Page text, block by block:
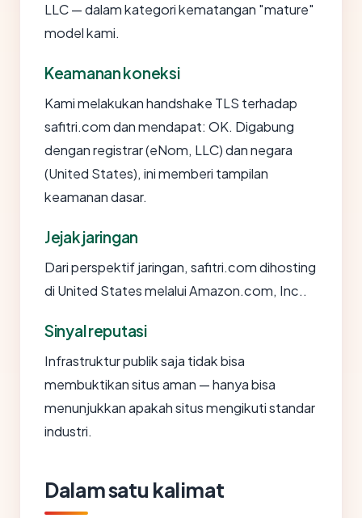
LLC — dalam kategori kematangan "mature"
model kami.
Keamanan koneksi
Kami melakukan handshake TLS terhadap
safitri.com dan mendapat: OK. Digabung
dengan registrar (eNom, LLC) dan negara
(United States), ini memberi tampilan
keamanan dasar.
Jejak jaringan
Dari perspektif jaringan, safitri.com dihosting
di United States melalui Amazon.com, Inc..
Sinyal reputasi
Infrastruktur publik saja tidak bisa
membuktikan situs aman — hanya bisa
menunjukkan apakah situs mengikuti standar
industri.
Dalam satu kalimat